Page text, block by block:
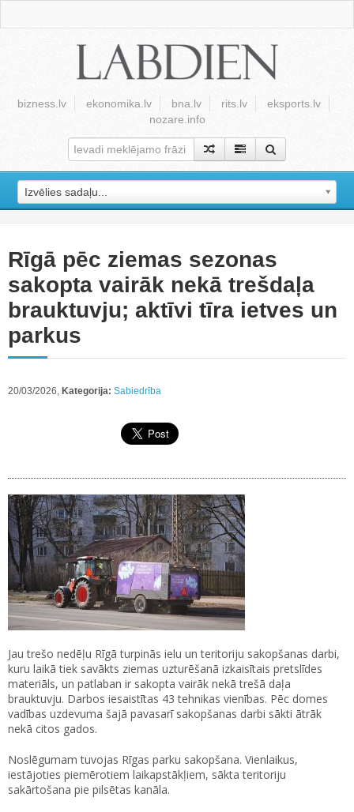
bizness.lv ekonomika.lv bna.lv rits.lv
eksports.lv
nozare.info
Izvēlies sadaļu...
Rīgā pēc ziemas sezonas
sakopta vairāk nekā trešdaļa
brauktuvju; aktīvi tīra ietves un
parkus
20/03/2026, Kategorija: Sabiedrība
Jau trešo nedēļu Rīgā turpinās ielu un teritoriju sakopšanas darbi,
kuru laikā tiek savākts ziemas uzturēšanā izkaisītais pretslīdes
materiāls, un patlaban ir sakopta vairāk nekā trešā daļa
brauktuvju. Darbos iesaistītas 43 tehnikas vienības. Pēc domes
vadības uzdevuma šajā pavasarī sakopšanas darbi sākti ātrāk
nekā citos gados.
Noslēgumam tuvojas Rīgas parku sakopšana. Vienlaikus,
iestājoties piemērotiem laikapstākļiem, sākta teritoriju
sakārtošana pie pilsētas kanāla.